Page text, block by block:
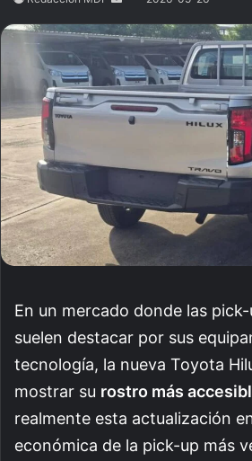
email
En un mercado donde las
suelen destacar por sus
tecnología, la nueva Toyota
mostrar su rostro más
realmente esta actualización
económica de la pick-up más